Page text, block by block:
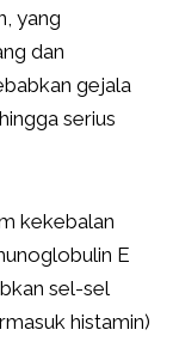
yang
dan
gejala
serius
kekebalan
E
sel-sel
histamin)